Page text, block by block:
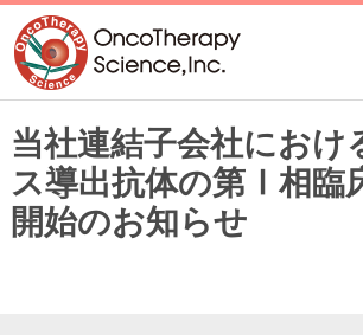
当社連結子会社におけ
ス導出抗体の第Ⅰ相臨
開始のお知らせ